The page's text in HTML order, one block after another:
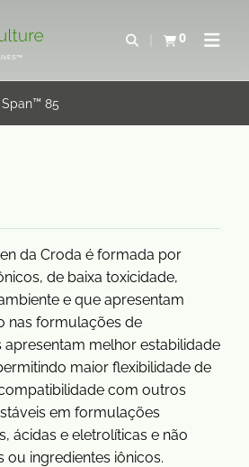
Abrir pesquisa
0
Exibir cestaAbrir
Span™ 85
da Croda é formada por
de baixa toxicidade,
e que apresentam
nas formulações de
apresentam melhor estabilidade
maior flexibilidade de
com outros
em formulações
ácidas e eletrolíticas e não
ou ingredientes iônicos.